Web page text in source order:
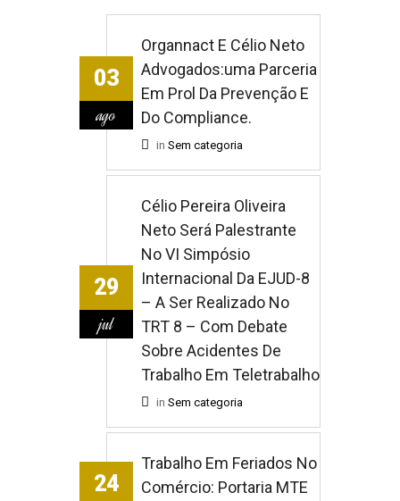
03
ago
Organnact E Célio Neto
Advogados:uma Parceria
Em Prol Da Prevenção E
Do Compliance.
in Sem categoria
29
jul
Célio Pereira Oliveira
Neto Será Palestrante
No VI Simpósio
Internacional Da EJUD-8
– A Ser Realizado No
TRT 8 – Com Debate
Sobre Acidentes De
Trabalho Em Teletrabalho
in Sem categoria
24
Trabalho Em Feriados No
Comércio: Portaria MTE